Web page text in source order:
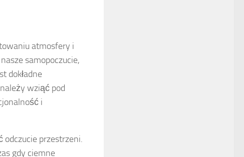
atmosfery i
samopoczucie,
dokładne
wziąć pod
i
przestrzeni.
gdy ciemne